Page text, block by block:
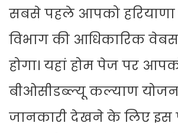
सबसे पहले आपको हरियाणा
विभाग की आधिकारिक
होगा। यहां होम पेज पर
बीओसीडब्ल्यू कल्याण
जानकारी देखने के लिए इस